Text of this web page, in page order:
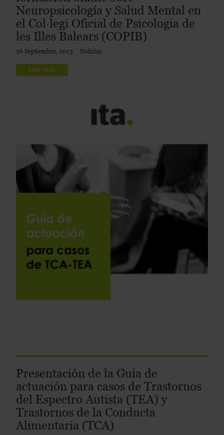
Neuropsicología y Salud Mental en
el Col·legi Oficial de Psicologia de
les Illes Balears (COPIB)
26 Septiembre, 2023 Noticias
Leer más
Presentación de la Guía de
actuación para casos de Trastornos
del Espectro Autista (TEA) y
Trastornos de la Conducta
Alimentaria (TCA)